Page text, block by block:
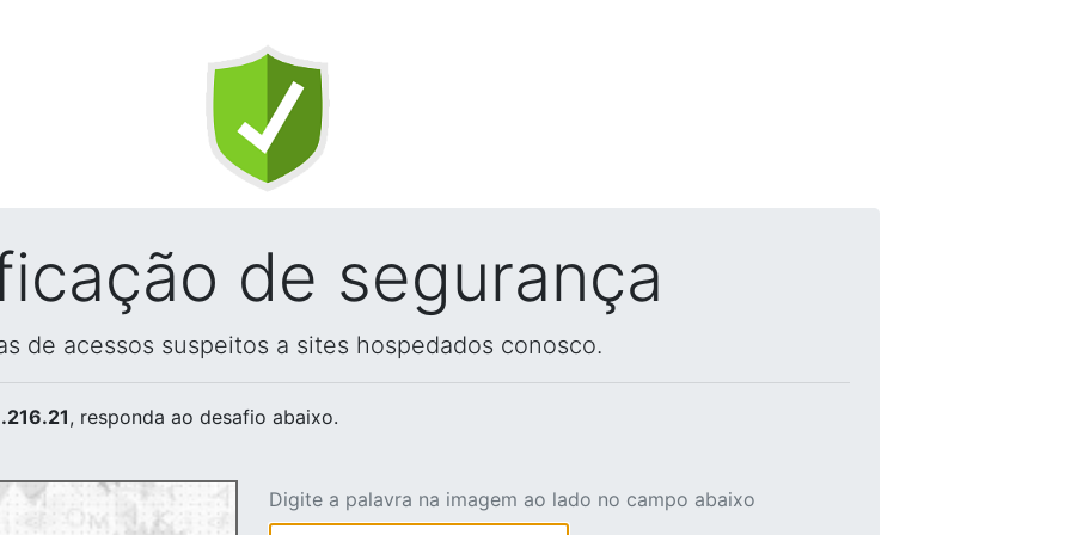
de segurança
de acessos suspeitos a sites hospedados conosco.
, responda ao desafio abaixo.
Digite a palavra na imagem ao lado no campo abaixo